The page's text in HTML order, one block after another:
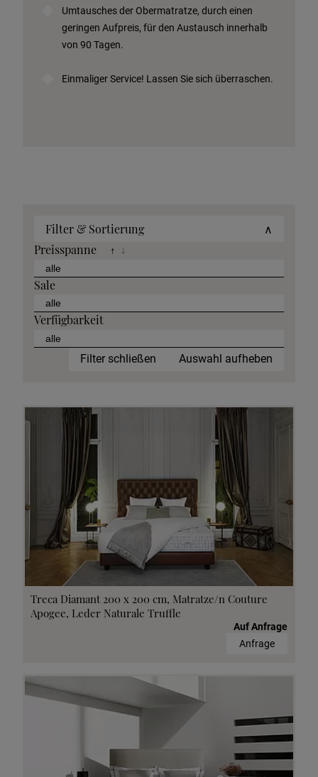
Umtausches der Obermatratze, durch einen
geringen Aufpreis, für den Austausch innerhalb
von 90 Tagen.
Einmaliger Service! Lassen Sie sich überraschen.
Filter & Sortierung
∧
Preisspanne
↑ ↓
Sale
Verfügbarkeit
Filter schließen Auswahl aufheben
Treca Diamant 200 x 200 cm, Matratze/n Couture
Apogee, Leder Naturale Truffle
Auf Anfrage
Anfrage